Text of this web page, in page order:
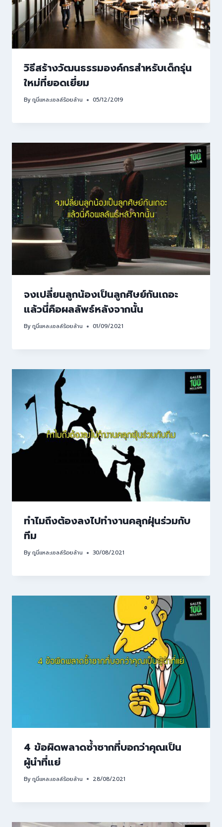
วิธีสร้างวัฒนธรรมองค์กรสำหรับเด็กรุ่น
ใหม่ที่ยอดเยี่ยม
Byกูนี่แหละเซลล์ร้อยล้าน 05/12/2019
จงเปลี่ยนลูกน้องเป็นลูกศิษย์กันเถอะ
แล้วนี่คือผลลัพธ์หลังจากนั้น
Byกูนี่แหละเซลล์ร้อยล้าน 01/09/2021
ทำไมถึงต้องลงไปทำงานคลุกฝุ่นร่วมกับ
ทีม
Byกูนี่แหละเซลล์ร้อยล้าน 30/08/2021
4 ข้อผิดพลาดซ้ำซากที่บอกว่าคุณเป็น
ผู้นำที่แย่
Byกูนี่แหละเซลล์ร้อยล้าน 28/08/2021